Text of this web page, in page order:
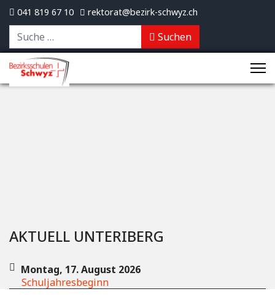
041 819 67 10 rektorat@bezirk-schwyz.ch
Suchen
Suchen
AKTUELL UNTERIBERG
Montag, 17. August 2026
Schuljahresbeginn